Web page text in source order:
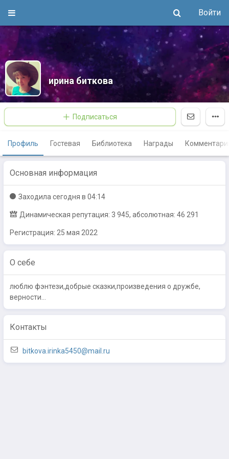
Войти
ирина биткова
Подписаться
Профиль Гостевая Библиотека Награды
Основная информация
Заходилa сегодня в 04:14
Динамическая репутация: 3 945, абсолютная: 46 291
Регистрация: 25 мая 2022
О себе
люблю фэнтези,добрые сказки,произведения о дружбе,
верности...
Контакты
bitkova.irinka5450@mail.ru